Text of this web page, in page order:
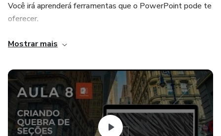
Você irá aprenderá ferramentas que o PowerPoint pode te
oferecer.
Pré requisitos:
Para realizar esse curso você não precisa ter nenhum
conhecimento prévio do Power Point e a melhor maneira
de aprender é utilizando a ferramenta. Só é necessário ter
acesso a internet e um computador com o software
instalado (preferencialmente a versão 365).
Mostrar mais